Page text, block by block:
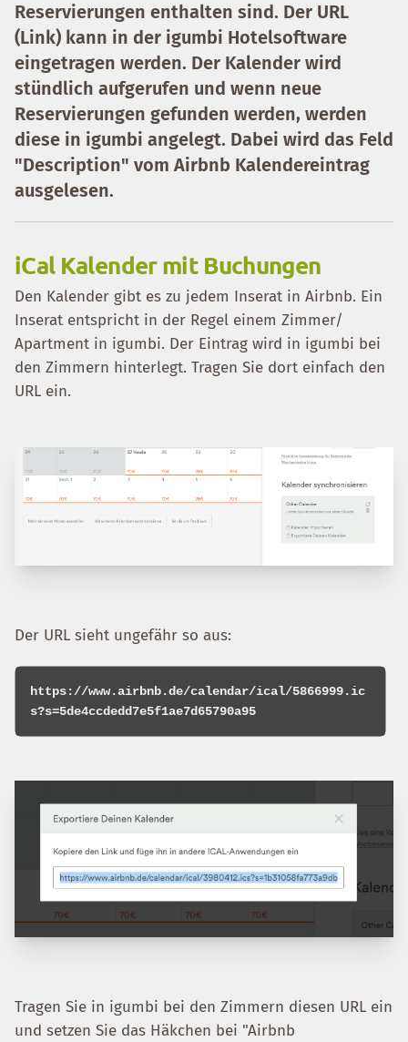
Reservierungen enthalten sind. Der URL
(Link) kann in der igumbi Hotelsoftware
eingetragen werden. Der Kalender wird
stündlich aufgerufen und wenn neue
Reservierungen gefunden werden, werden
diese in igumbi angelegt. Dabei wird das Feld
"Description" vom Airbnb Kalendereintrag
ausgelesen.
iCal Kalender mit Buchungen
Den Kalender gibt es zu jedem Inserat in Airbnb. Ein
Inserat entspricht in der Regel einem Zimmer/
Apartment in igumbi. Der Eintrag wird in igumbi bei
den Zimmern hinterlegt. Tragen Sie dort einfach den
URL ein.
Der URL sieht ungefähr so aus:
https://www.airbnb.de/calendar/ical/5866999.ic
Tragen Sie in igumbi bei den Zimmern diesen URL ein
und setzen Sie das Häkchen bei "Airbnb